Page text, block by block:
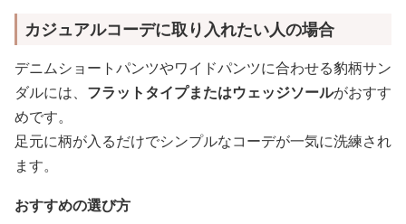
カジュアルコーデに取り入れたい人の場合
デニムショートパンツやワイドパンツに合わせる豹柄サン
ダルには、 フラットタイプまたはウェッジソールがおすす
めです。
足元に柄が入るだけでシンプルなコーデが一気に洗練され
ます。
おすすめの選び方